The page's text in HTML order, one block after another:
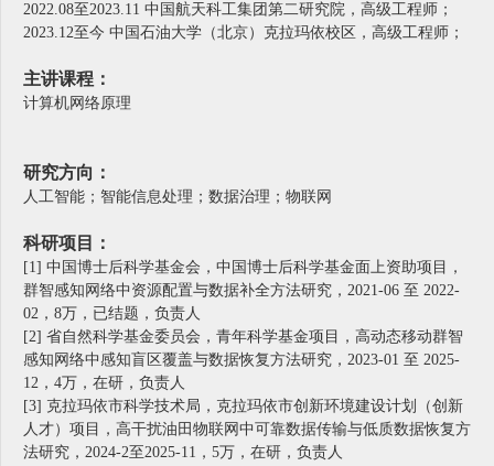
2022.08至2023.11 中国航天科工集团第二研究院，高级工程师；
2023.12至今 中国石油大学（北京）克拉玛依校区，高级工程师 ；
主讲课程：
计算机网络原理
研究方向：
人工智能；智能信息处理；数据治理；物联网
科研项目：
[1] 中国博士后科学基金会，中国博士后科学基金面上资助项目，
群智感知网络中资源配置与数据补全方法研究，2021-06 至 2022-
02，8万，已结题，负责人
[2] 省自然科学基金委员会，青年科学基金项目，高动态移动群智
感知网络中感知盲区覆盖与数据恢复方法研究，2023-01 至 2025-
12，4万，在研，负责人
[3] 克拉玛依市科学技术局，克拉玛依市创新环境建设计划（创新
人才）项目，高干扰油田物联网中可靠数据传输与低质数据恢复方
法研究，2024-2至2025-11，5万，在研，负责人